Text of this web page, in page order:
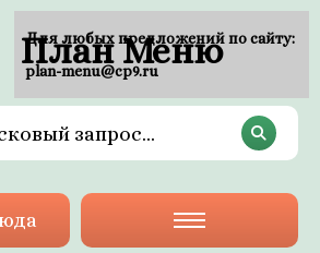
План Меню
Для любых предложений по сайту:
plan-menu@cp9.ru